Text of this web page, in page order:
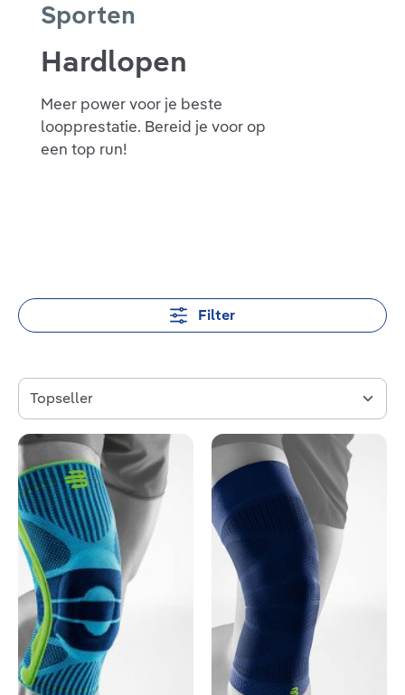
Sporten
Hardlopen
Meer power voor je beste
loopprestatie. Bereid je voor op
een top run!
Filter